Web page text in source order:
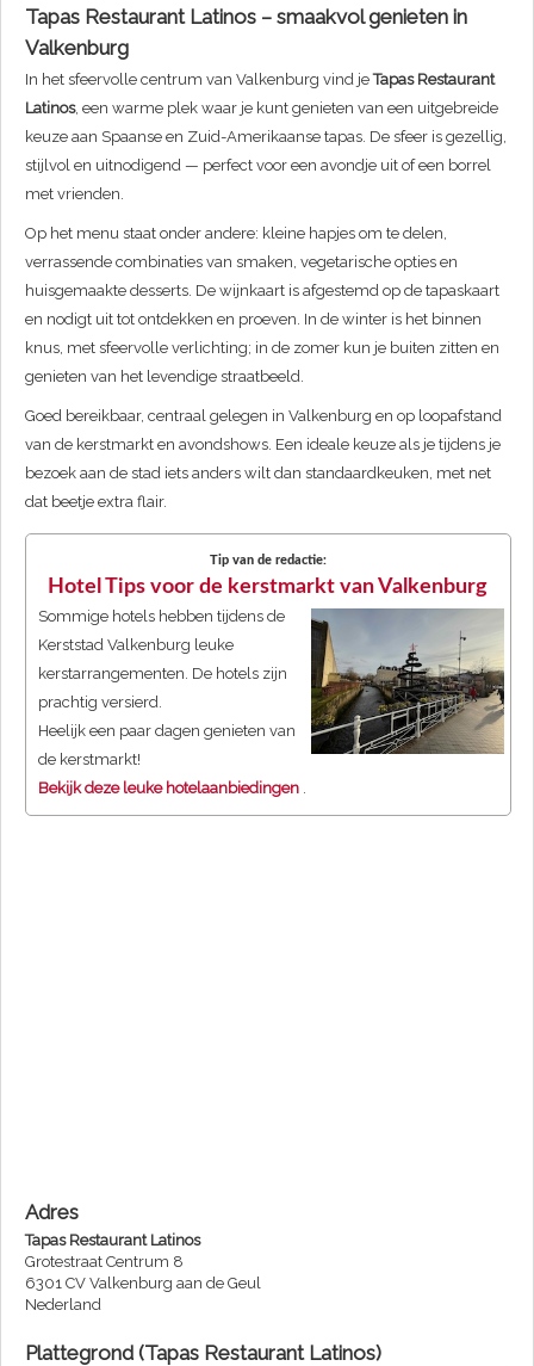
Tapas Restaurant Latinos – smaakvol genieten in
Valkenburg
In het sfeervolle centrum van Valkenburg vind jeTapas Restaurant
Latinos, een warme plek waar je kunt genieten van een uitgebreide
keuze aan Spaanse en Zuid-Amerikaanse tapas. De sfeer is gezellig,
stijlvol en uitnodigend — perfect voor een avondje uit of een borrel
met vrienden.
Op het menu staat onder andere: kleine hapjes om te delen,
verrassende combinaties van smaken, vegetarische opties en
huisgemaakte desserts. De wijnkaart is afgestemd op de tapaskaart
en nodigt uit tot ontdekken en proeven. In de winter is het binnen
knus, met sfeervolle verlichting; in de zomer kun je buiten zitten en
genieten van het levendige straatbeeld.
Goed bereikbaar, centraal gelegen in Valkenburg en op loopafstand
van de kerstmarkt en avondshows. Een ideale keuze als je tijdens je
bezoek aan de stad iets anders wilt dan standaardkeuken, met net
dat beetje extra flair.
Tip van de redactie:
Hotel Tips voor de kerstmarkt van Valkenburg
Sommige hotels hebben tijdens de
Kerststad Valkenburg leuke
kerstarrangementen. De hotels zijn
prachtig versierd.
Heelijk een paar dagen genieten van
de kerstmarkt!
Bekijk deze leuke hotelaanbiedingen
Adres
Tapas Restaurant Latinos
Grotestraat Centrum 8
6301 CV Valkenburg aan de Geul
Nederland
Plattegrond (Tapas Restaurant Latinos)